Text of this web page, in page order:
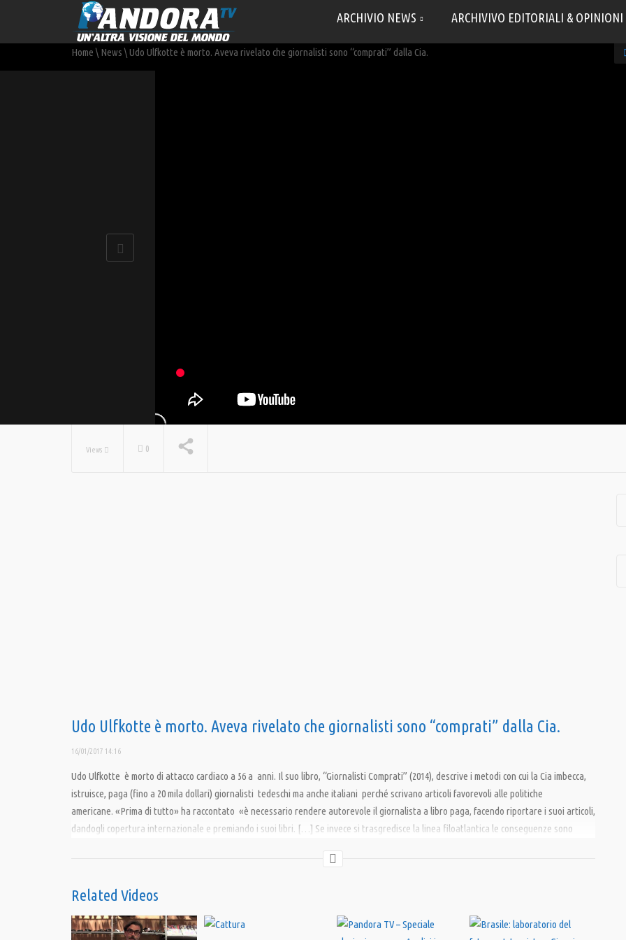
ARCHIVIO NEWS ARCHIVIVO EDITORIALI & OPINIONI
Home \ News \Udo Ulfkotte è morto. Aveva rivelato che giornalisti sono “comprati” dalla Cia.
Views 0
Udo Ulfkotte è morto. Aveva rivelato che giornalisti sono “comprati” dalla Cia.
16/01/2017 14:16
Udo Ulfkotte è morto di attacco cardiaco a 56 a anni. Il suo libro, “Giornalisti Comprati” (2014), descrive i metodi con cui la Cia imbecca,
istruisce, paga (fino a 20 mila dollari) giornalisti tedeschi ma anche italiani perché scrivano articoli favorevoli alle politiche
americane. «Prima di tutto» ha raccontato «è necessario rendere autorevole il giornalista a libro paga, facendo riportare i suoi articoli,
dandogli copertura internazionale e premiando i suoi libri. […] Se invece si trasgredisce la linea filoatlantica le conseguenze sono
violazioni della Costituzione tedesca da parte della Cancelliera Angela Merkel. Video tratto da Fort Rus
Condividi
Related Videos